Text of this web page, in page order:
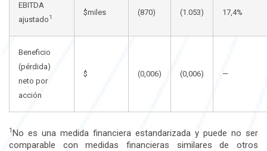
EBITDA
ajustado1
$miles (870) (1.053) 17,4%
Beneficio
(pérdida)
neto por
acción
$ (0,006) (0,006) —
1 No es una medida financiera estandarizada y puede no ser
comparable con medidas financieras similares de otros